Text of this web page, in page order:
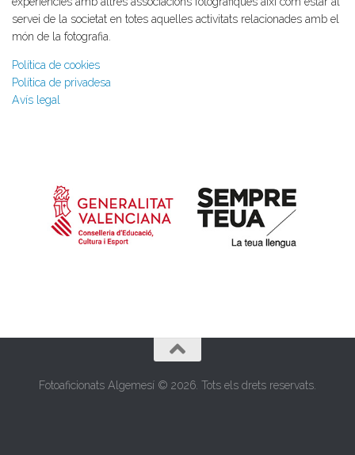
servei de la societat en totes aquelles activitats relacionades amb el
món de la fotografia.
Política de cookies
Política de privadesa
Avís legal
Fotoaficionats Algemesí © 2026. Tots els drets reservats.